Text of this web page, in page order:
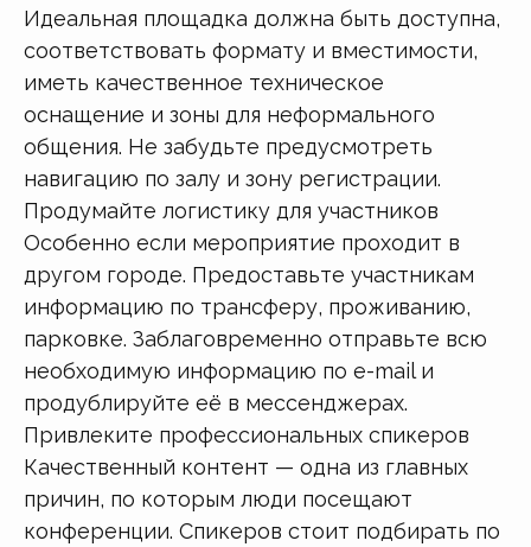
Идеальная площадка должна быть доступна,
соответствовать формату и вместимости,
иметь качественное техническое
оснащение и зоны для неформального
общения. Не забудьте предусмотреть
навигацию по залу и зону регистрации.
Продумайте логистику для участников
Особенно если мероприятие проходит в
другом городе. Предоставьте участникам
информацию по трансферу, проживанию,
парковке. Заблаговременно отправьте всю
необходимую информацию по e-mail и
продублируйте её в мессенджерах.
Привлеките профессиональных спикеров
Качественный контент — одна из главных
причин, по которым люди посещают
конференции. Спикеров стоит подбирать по